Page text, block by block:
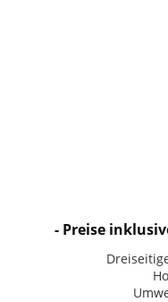
- Preise